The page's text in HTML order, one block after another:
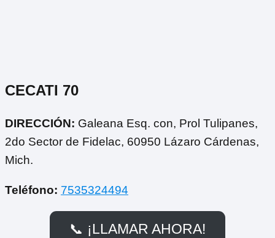
CECATI 70
DIRECCIÓN: Galeana Esq. con, Prol Tulipanes,
2do Sector de Fidelac, 60950 Lázaro Cárdenas,
Mich.
Teléfono: 7535324494
📞 ¡LLAMAR AHORA!